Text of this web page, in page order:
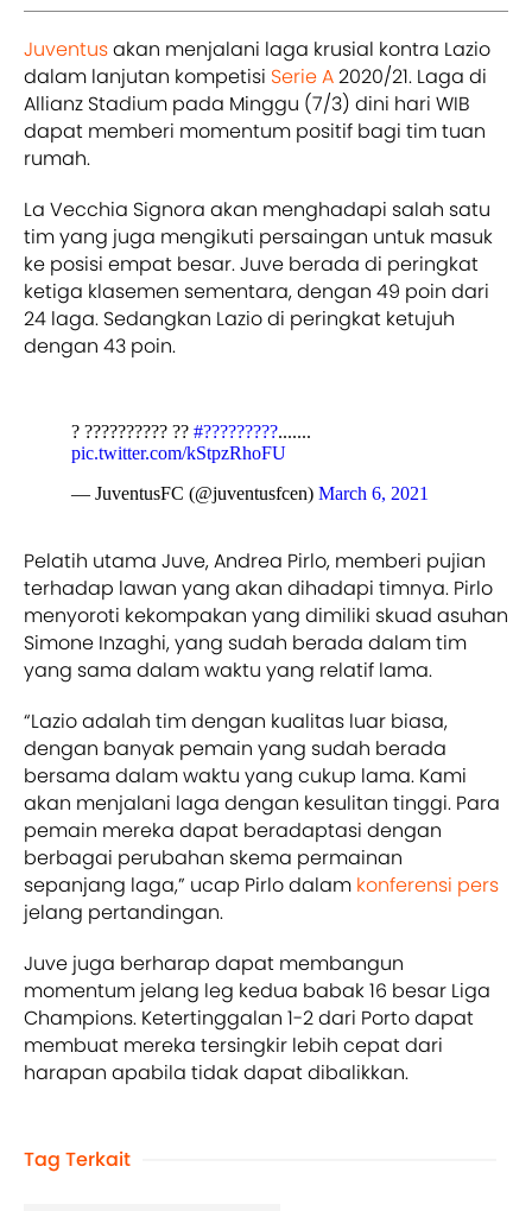
Juventusakan menjalani laga krusial kontra Lazio
dalam lanjutan kompetisi Serie A2020/21. Laga di
Allianz Stadium pada Minggu (7/3) dini hari WIB
dapat memberi momentum positif bagi tim tuan
rumah.
La Vecchia Signora akan menghadapi salah satu
tim yang juga mengikuti persaingan untuk masuk
ke posisi empat besar. Juve berada di peringkat
ketiga klasemen sementara, dengan 49 poin dari
24 laga. Sedangkan Lazio di peringkat ketujuh
dengan 43 poin.
? ?????????? ?? #?????????.......
pic.twitter.com/kStpzRhoFU
— JuventusFC (@juventusfcen) March 6, 2021
Pelatih utama Juve, Andrea Pirlo, memberi pujian
terhadap lawan yang akan dihadapi timnya. Pirlo
menyoroti kekompakan yang dimiliki skuad asuhan
Simone Inzaghi, yang sudah berada dalam tim
yang sama dalam waktu yang relatif lama.
“Lazio adalah tim dengan kualitas luar biasa,
dengan banyak pemain yang sudah berada
bersama dalam waktu yang cukup lama. Kami
akan menjalani laga dengan kesulitan tinggi. Para
pemain mereka dapat beradaptasi dengan
berbagai perubahan skema permainan
sepanjang laga,” ucap Pirlo dalam konferensi pers
jelang pertandingan.
Juve juga berharap dapat membangun
momentum jelang leg kedua babak 16 besar Liga
Champions. Ketertinggalan 1-2 dari Porto dapat
membuat mereka tersingkir lebih cepat dari
harapan apabila tidak dapat dibalikkan.
Tag Terkait